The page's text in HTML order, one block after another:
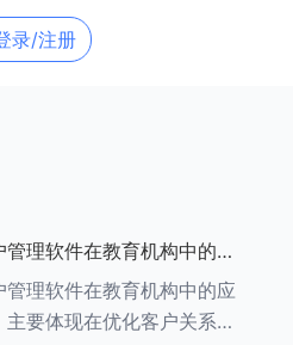
录/注册
管理软件在教育机构中的应
索
管理软件在教育机构中的应
主要体现在优化客户关系管